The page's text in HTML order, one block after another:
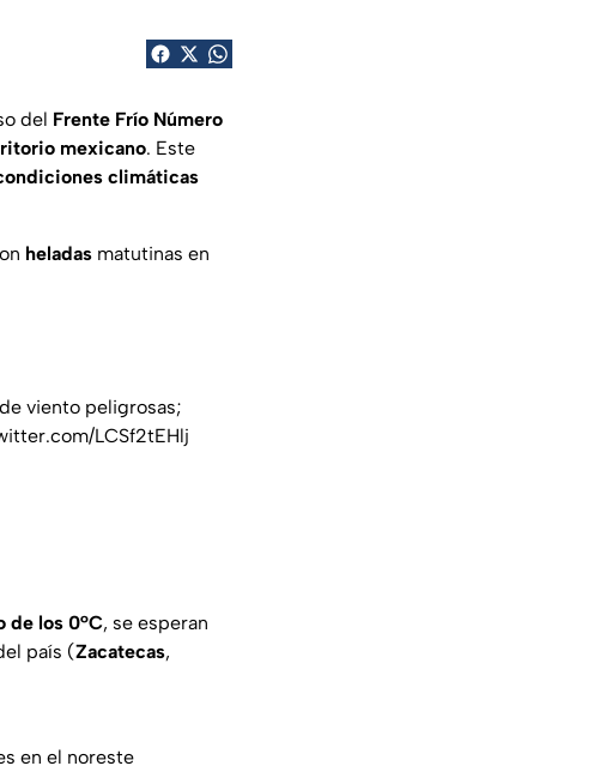
del Frente Frío Número
mexicano. Este
climáticas
heladas matutinas en
viento peligrosas;
LCSf2tEHlj
de los 0°C, se esperan
país (Zacatecas,
en el noreste